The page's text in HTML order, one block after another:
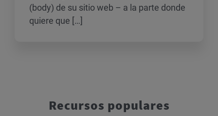
(body) de su sitio web – a la parte donde
quiere que […]
Recursos populares